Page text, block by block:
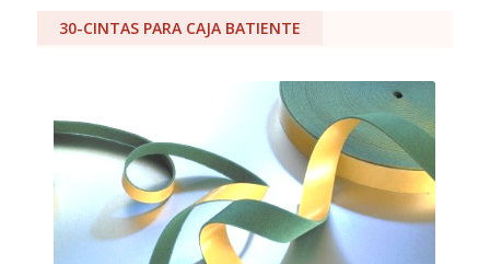
30-CINTAS PARA CAJA BATIENTE